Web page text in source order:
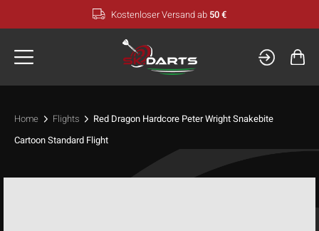
Inhalt
Kostenloser Versand ab 50 €
Home Flights
Red Dragon Hardcore Peter Wright Snakebite
Cartoon Standard Flight